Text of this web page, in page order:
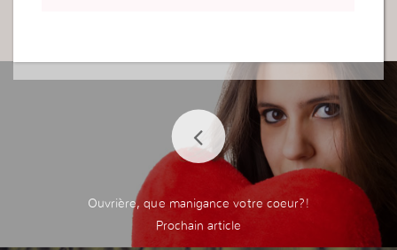
Ouvrière, que manigance votre coeur?!